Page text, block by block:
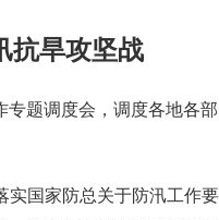
抗旱攻坚战
题调度会，调度各地各
国家防总关于防汛工作要